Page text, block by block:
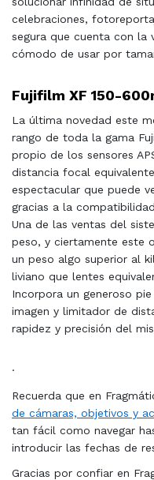
celebraciones,
segura que cuenta con la
cómodo de usar por
Fujifilm XF 150-
La última novedad este
rango de toda la gama
propio de los sensores
distancia focal
espectacular que puede
gracias a la
Una de las ventas del
peso, y ciertamente este
un peso algo superior al
liviano que lentes
Incorpora un generoso
imagen y limitador de
rapidez y precisión del
·
Recuerda que en
de cámaras, objetivos y
tan fácil como navegar
introducir las fechas de
Gracias por confiar en